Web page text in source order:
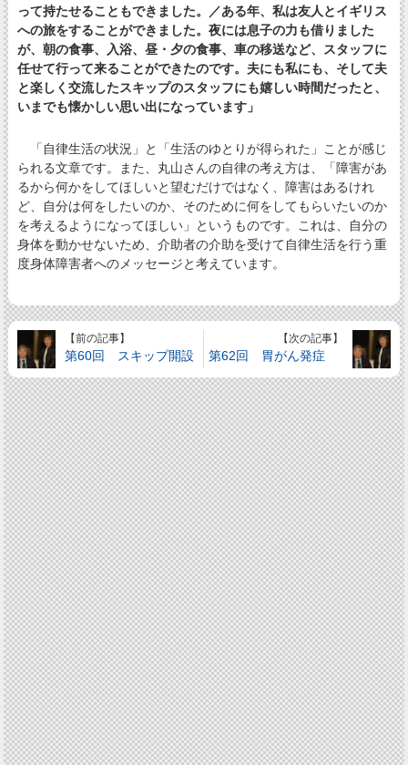
って持たせることもできました。／ある年、私は友人とイギリス
への旅をすることができました。夜には息子の力も借りました
が、朝の食事、入浴、昼・夕の食事、車の移送など、スタッフに
任せて行って来ることができたのです。夫にも私にも、そして夫
と楽しく交流したスキップのスタッフにも嬉しい時間だったと、
いまでも懐かしい思い出になっています」
「自律生活の状況」と「生活のゆとりが得られた」ことが感じ
られる文章です。また、丸山さんの自律の考え方は、「障害があ
るから何かをしてほしいと望むだけではなく、障害はあるけれ
ど、自分は何をしたいのか、そのために何をしてもらいたいのか
を考えるようになってほしい」というものです。これは、自分の
身体を動かせないため、介助者の介助を受けて自律生活を行う重
度身体障害者へのメッセージと考えています。
【前の記事】
第60回 スキップ開設
【次の記事】
第62回 胃がん発症